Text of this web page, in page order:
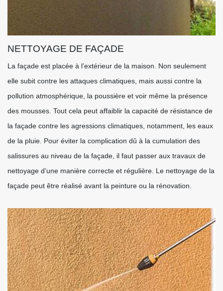
NETTOYAGE DE FAÇADE
La façade est placée à l’extérieur de la maison. Non seulement
elle subit contre les attaques climatiques, mais aussi contre la
pollution atmosphérique, la poussière et voir même la présence
des mousses. Tout cela peut affaiblir la capacité de résistance de
la façade contre les agressions climatiques, notamment, les eaux
de la pluie. Pour éviter la complication dû à la cumulation des
salissures au niveau de la façade, il faut passer aux travaux de
nettoyage d’une manière correcte et régulière. Le nettoyage de la
façade peut être réalisé avant la peinture ou la rénovation.